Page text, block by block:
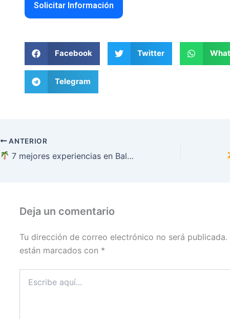
Solicitar Información
Facebook Twitter
Telegram
ANTERIOR
7 mejores experiencias en Bali: templos y playas tropicales
Deja un comentario
Tu dirección de correo electrónico no será publicada.
están marcados con *
aquí...